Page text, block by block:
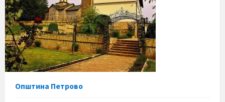
Општина Петрово